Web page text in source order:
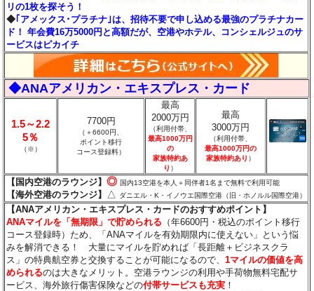
リの1枚を探そう！
◆ ｢アメックス･プラチナ｣は、招待不要で申し込める最強のプラチナカー
ド！ 年会費16万5000円と高額だが、空港やホテル、コンシェルジュのサ
ービスはピカイチ
◆ANAアメリカン・エキスプレス・カード
1.5～2.2
5％
（※）
7700円
（＋6600円、
ポイント移行
コース登録料）
最高
2000万円
（利用付帯、
最高1000万円
の
家族特約あ
り ）
最高
3000万円
（利用付帯、
最高1000万円の
家族特約あり ）
【国内空港のラウンジ】◎国内13空港を本人＋同伴者1名まで無料で利用可能
【海外空港のラウンジ】 △ ダニエル・K・イノウエ国際空港（旧・ホノルル国際空港）
【ANAアメリカン・エキスプレス・カードのおすすめポイント】
ANAマイルを「無期限」で貯められる （年6600円・税込のポイント移行
コース登録時）ため、「ANAマイルを有効期限内に使えない」という悩
みを解消できる！ 大量にマイルを貯めれば「長距離＋ビジネスクラ
ス」の特典航空券と交換することが可能になるので、1マイルの価値を高
められるのは大きなメリット。空港ラウンジの利用や手荷物無料宅配サ
ービス、海外旅行傷害保険などの付帯サービスも充実 ！